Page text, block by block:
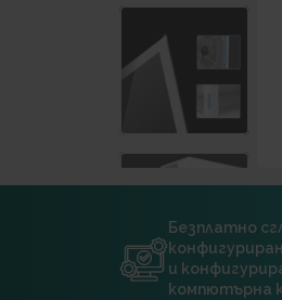
Безплатно
и
компютърна